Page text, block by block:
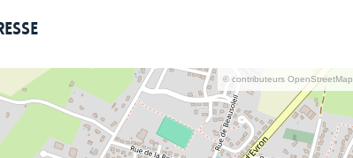
© contributeurs OpenStreetMap